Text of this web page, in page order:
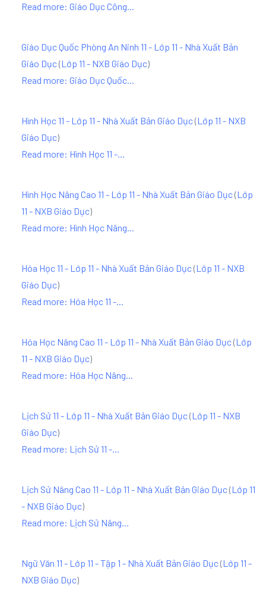
Read more: Giáo Dục Công...
Giáo Dục Quốc Phòng An Ninh 11 - Lớp 11 - Nhà Xuất Bản
Giáo Dục(Lớp 11 - NXB Giáo Dục)
Read more: Giáo Dục Quốc...
Hình Học 11 - Lớp 11 - Nhà Xuất Bản Giáo Dục(Lớp 11 - NXB
Giáo Dục)
Read more: Hình Học 11 -...
Hình Học Nâng Cao 11 - Lớp 11 - Nhà Xuất Bản Giáo Dục(Lớp
11 - NXB Giáo Dục)
Read more: Hình Học Nâng...
Hóa Học 11 - Lớp 11 - Nhà Xuất Bản Giáo Dục(Lớp 11 - NXB
Giáo Dục)
Read more: Hóa Học 11 -...
Hóa Học Nâng Cao 11 - Lớp 11 - Nhà Xuất Bản Giáo Dục(Lớp
11 - NXB Giáo Dục)
Read more: Hóa Học Nâng...
Lịch Sử 11 - Lớp 11 - Nhà Xuất Bản Giáo Dục(Lớp 11 - NXB
Giáo Dục)
Read more: Lịch Sử 11 -...
Lịch Sử Nâng Cao 11 - Lớp 11 - Nhà Xuất Bản Giáo Dục(Lớp 11
- NXB Giáo Dục)
Read more: Lịch Sử Nâng...
Ngữ Văn 11 - Lớp 11 - Tập 1 - Nhà Xuất Bản Giáo Dục(Lớp 11 -
NXB Giáo Dục)